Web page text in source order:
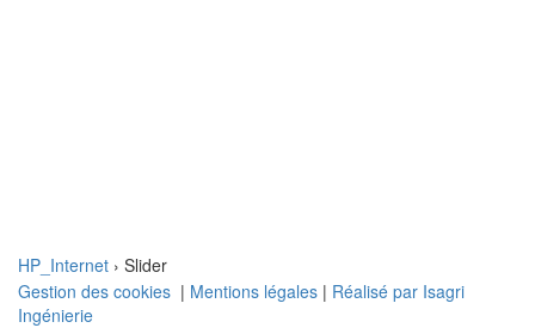
HP_Internet › Slider
Gestion des cookies | Mentions légales | Réalisé par Isagri
Ingénierie